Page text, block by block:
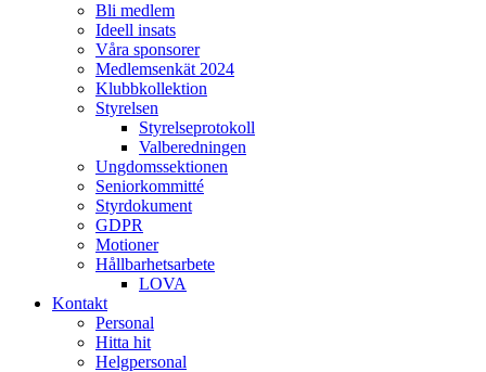
Bli medlem
Ideell insats
Våra sponsorer
Medlemsenkät 2024
Klubbkollektion
Styrelsen
Styrelseprotokoll
Valberedningen
Ungdomssektionen
Seniorkommitté
Styrdokument
GDPR
Motioner
Hållbarhetsarbete
LOVA
Kontakt
Personal
Hitta hit
Helgpersonal